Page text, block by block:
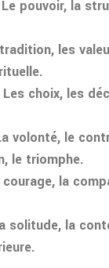
pouvoir, la
les
Les choix, les
volonté, le
le triomphe.
courage, la
solitude, la